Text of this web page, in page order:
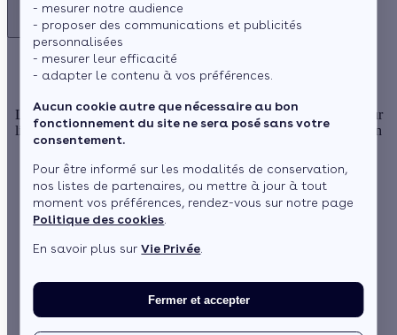
- mesurer notre audience
- proposer des communications et publicités
personnalisées
- mesurer leur efficacité
- adapter le contenu à vos préférences.
Aucun cookie autre que nécessaire au bon
fonctionnement du site ne sera posé sans votre
consentement.
Pour être informé sur les modalités de conservation,
nos listes de partenaires, ou mettre à jour à tout
moment vos préférences, rendez-vous sur notre page
Politique des cookies
En savoir plus surVie Privée
Fermer et accepter
Isolation des combles perdus
L'isolation des combles perdus est le chantier le plus rentable pour
limiter les pertes de chaleur par le toit. Mise en œuvre rapide, gain
de confort immédiat et meilleure performance énergétique.